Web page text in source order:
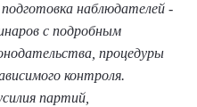
наблюдателей -
с подробным
процедуры
контроля.
партий,